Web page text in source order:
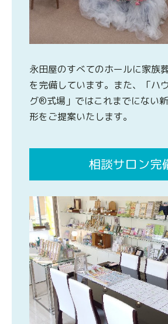
永田屋のすべてのホールに家族
を完備しています。また、「ハ
グ®式場」ではこれまでにない
形をご提案いたします。
相談サロン完